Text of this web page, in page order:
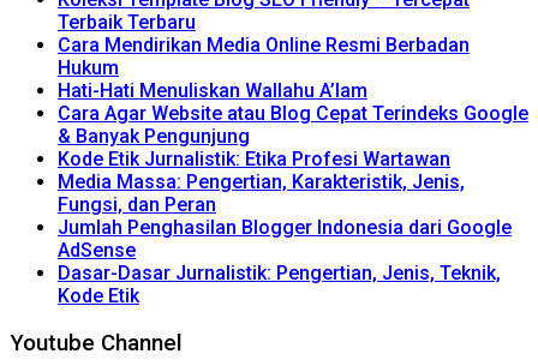
Terbaik Terbaru
Cara Mendirikan Media Online Resmi Berbadan
Hukum
Hati-Hati Menuliskan Wallahu A’lam
Cara Agar Website atau Blog Cepat Terindeks Google
& Banyak Pengunjung
Kode Etik Jurnalistik: Etika Profesi Wartawan
Media Massa: Pengertian, Karakteristik, Jenis,
Fungsi, dan Peran
Jumlah Penghasilan Blogger Indonesia dari Google
AdSense
Dasar-Dasar Jurnalistik: Pengertian, Jenis, Teknik,
Kode Etik
Youtube Channel